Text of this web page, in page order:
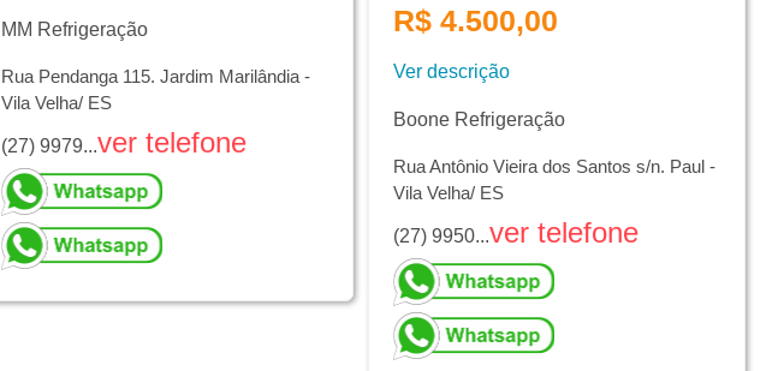
MM Refrigeração
Rua Pendanga 115. Jardim Marilândia -
Vila Velha/ ES
(27) 9979...ver telefone
R$ 4.500,00
Ver descrição
Boone Refrigeração
Rua Antônio Vieira dos Santos s/n. Paul -
Vila Velha/ ES
(27) 9950...ver telefone